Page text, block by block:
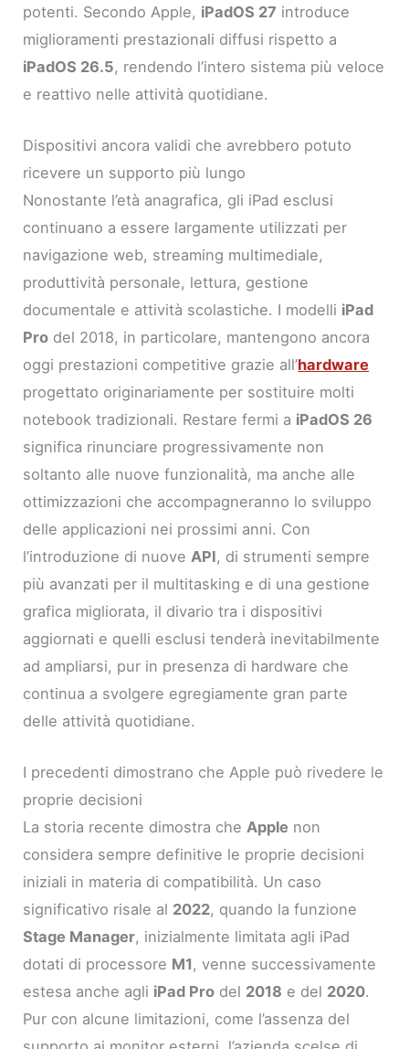
potenti. Secondo Apple, iPadOS 27 introduce
miglioramenti prestazionali diffusi rispetto a
iPadOS 26.5, rendendo l’intero sistema più veloce
e reattivo nelle attività quotidiane.
Dispositivi ancora validi che avrebbero potuto
ricevere un supporto più lungo
Nonostante l’età anagrafica, gli iPad esclusi
continuano a essere largamente utilizzati per
navigazione web, streaming multimediale,
produttività personale, lettura, gestione
documentale e attività scolastiche. I modelli iPad
Pro del 2018, in particolare, mantengono ancora
oggi prestazioni competitive grazie all’hardware
progettato originariamente per sostituire molti
notebook tradizionali. Restare fermi a iPadOS 26
significa rinunciare progressivamente non
soltanto alle nuove funzionalità, ma anche alle
ottimizzazioni che accompagneranno lo sviluppo
delle applicazioni nei prossimi anni. Con
l’introduzione di nuove API, di strumenti sempre
più avanzati per il multitasking e di una gestione
grafica migliorata, il divario tra i dispositivi
aggiornati e quelli esclusi tenderà inevitabilmente
ad ampliarsi, pur in presenza di hardware che
continua a svolgere egregiamente gran parte
delle attività quotidiane.
I precedenti dimostrano che Apple può rivedere le
proprie decisioni
La storia recente dimostra cheApple non
considera sempre definitive le proprie decisioni
iniziali in materia di compatibilità. Un caso
significativo risale al 2022, quando la funzione
Stage Manager, inizialmente limitata agli iPad
dotati di processore M1, venne successivamente
estesa anche agli iPad Pro del 2018 e del 2020.
Pur con alcune limitazioni, come l’assenza del